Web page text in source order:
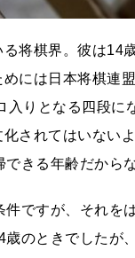
将棋界。彼は14
には日本将棋連
りとなる四段
されてはいない
きる年齢だから
ですが、それを
のときでしたが